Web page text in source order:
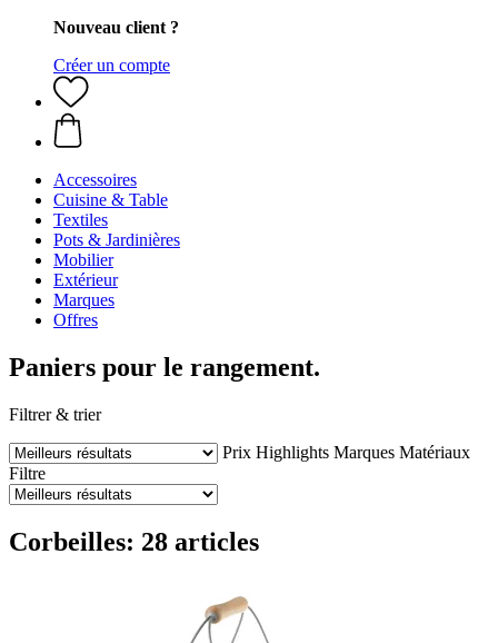
Nouveau client ?
Créer un compte
Accessoires
Cuisine & Table
Textiles
Pots & Jardinières
Mobilier
Extérieur
Marques
Offres
Paniers pour le rangement.
Filtrer & trier
Prix Highlights Marques Matériaux
Filtre
Corbeilles: 28 articles